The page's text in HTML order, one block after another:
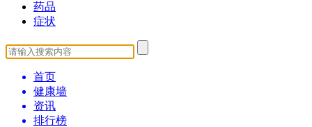
药品
症状
首页
健康墙
资讯
排行榜